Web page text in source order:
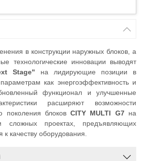
в конструкции наружных блоков, а
технологические инновации выводят
Stage" на лидирующие позиции в
как энергоэффективность и
функционал и улучшенные
расширяют возможности
поколения блоковCITY MULTI G7 на
проектах, предъявляющих
к качеству оборудования.